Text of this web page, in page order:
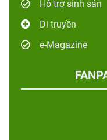
Hỗ trợ sinh sản
Di truyền
e-Magazine